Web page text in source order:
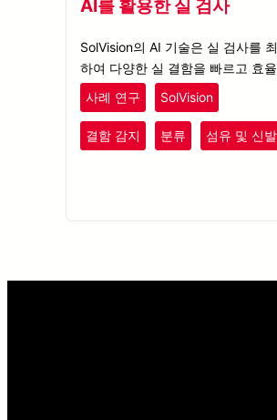
AI를 활용한 실 검사
SolVision의 AI 기술은 실 검사를
하여 다양한 실 결함을 빠르고 효
로 정확하게 감지하며, 향상된 품질
를 보장합니다.
사례 연구 SolVision
결함 감지 분류 섬유 및 신발